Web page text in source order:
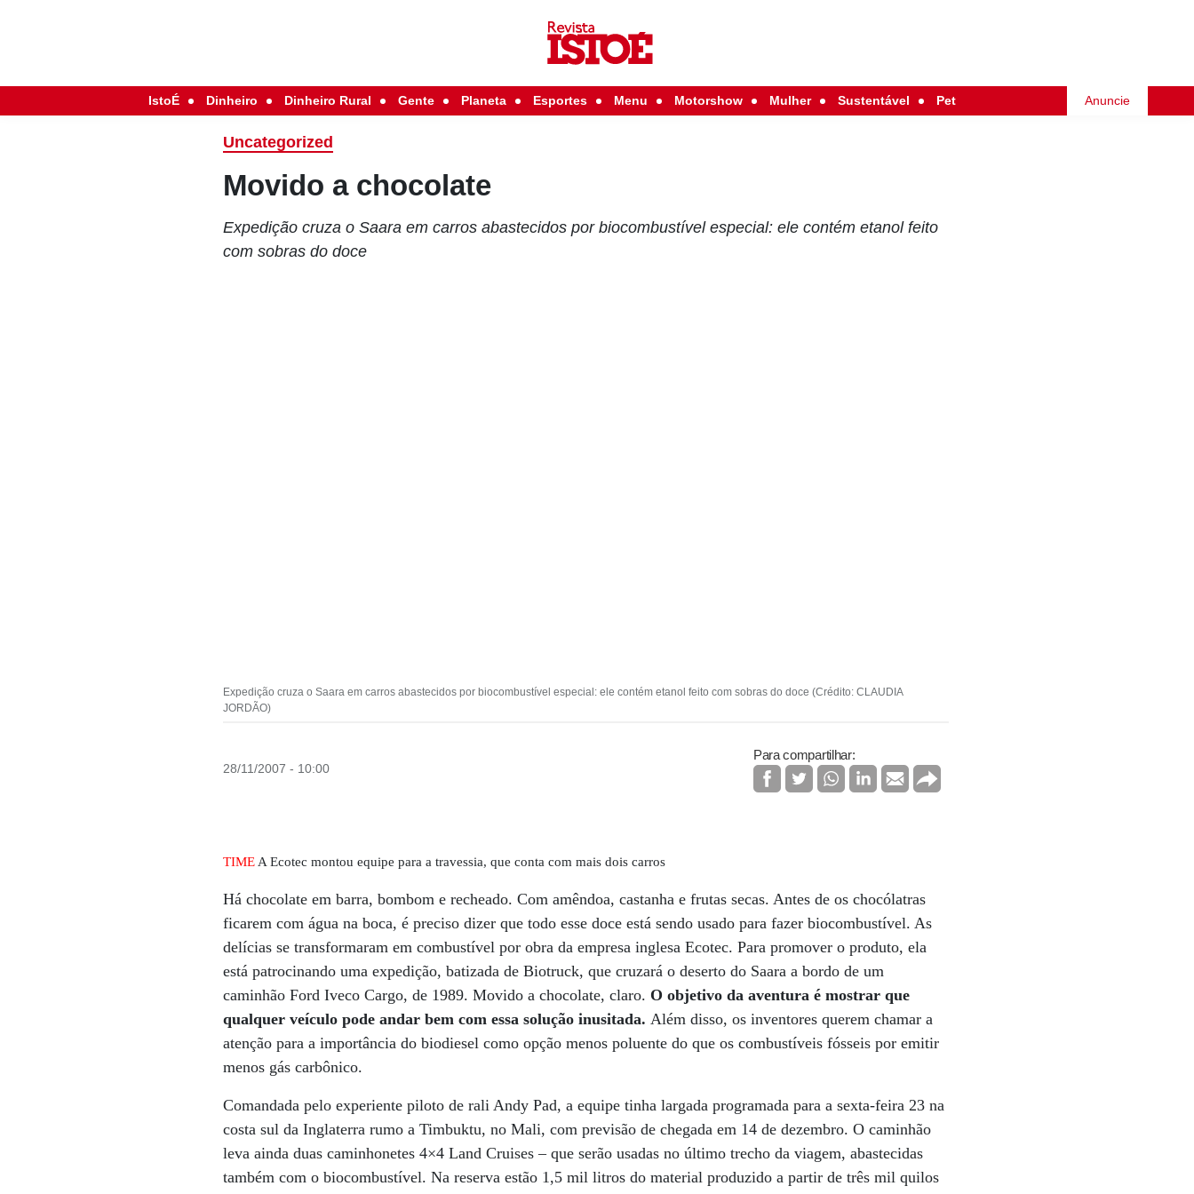
IstoÉ Dinheiro Dinheiro Rural Gente Planeta Esportes Menu Motorshow Mulher Sustentável Pet Anuncie
Uncategorized
Movido a chocolate
Expedição cruza o Saara em carros abastecidos por biocombustível especial: ele contém etanol feito
com sobras do doce
Expedição cruza o Saara em carros abastecidos por biocombustível especial: ele contém etanol feito com sobras do doce (Crédito: CLAUDIA
JORDÃO)
28/11/2007 - 10:00
Para compartilhar:
TIME A Ecotec montou equipe para a travessia, que conta com mais dois carros
Há chocolate em barra, bombom e recheado. Com amêndoa, castanha e frutas secas. Antes de os chocólatras
ficarem com água na boca, é preciso dizer que todo esse doce está sendo usado para fazer biocombustível. As
delícias se transformaram em combustível por obra da empresa inglesa Ecotec. Para promover o produto, ela
está patrocinando uma expedição, batizada de Biotruck, que cruzará o deserto do Saara a bordo de um
caminhão Ford Iveco Cargo, de 1989. Movido a chocolate, claro. O objetivo da aventura é mostrar que
qualquer veículo pode andar bem com essa solução inusitada.Além disso, os inventores querem chamar a
atenção para a importância do biodiesel como opção menos poluente do que os combustíveis fósseis por emitir
menos gás carbônico.
Comandada pelo experiente piloto de rali Andy Pad, a equipe tinha largada programada para a sexta-feira 23 na
costa sul da Inglaterra rumo a Timbuktu, no Mali, com previsão de chegada em 14 de dezembro. O caminhão
leva ainda duas caminhonetes 4×4 Land Cruises – que serão usadas no último trecho da viagem, abastecidas
também com o biocombustível. Na reserva estão 1,5 mil litros do material produzido a partir de três mil quilos